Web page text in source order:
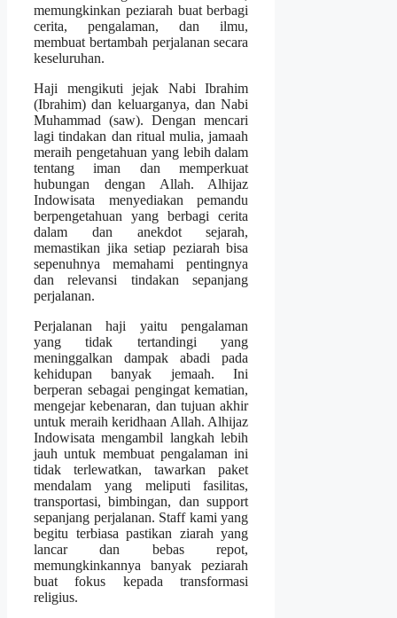
memungkinkan peziarah buat berbagi
cerita, pengalaman, dan ilmu,
membuat bertambah perjalanan secara
keseluruhan.
Haji mengikuti jejak Nabi Ibrahim
(Ibrahim) dan keluarganya, dan Nabi
Muhammad (saw). Dengan mencari
lagi tindakan dan ritual mulia, jamaah
meraih pengetahuan yang lebih dalam
tentang iman dan memperkuat
hubungan dengan Allah. Alhijaz
Indowisata menyediakan pemandu
berpengetahuan yang berbagi cerita
dalam dan anekdot sejarah,
memastikan jika setiap peziarah bisa
sepenuhnya memahami pentingnya
dan relevansi tindakan sepanjang
perjalanan.
Perjalanan haji yaitu pengalaman
yang tidak tertandingi yang
meninggalkan dampak abadi pada
kehidupan banyak jemaah. Ini
berperan sebagai pengingat kematian,
mengejar kebenaran, dan tujuan akhir
untuk meraih keridhaan Allah. Alhijaz
Indowisata mengambil langkah lebih
jauh untuk membuat pengalaman ini
tidak terlewatkan, tawarkan paket
mendalam yang meliputi fasilitas,
transportasi, bimbingan, dan support
sepanjang perjalanan. Staff kami yang
begitu terbiasa pastikan ziarah yang
lancar dan bebas repot,
memungkinkannya banyak peziarah
buat fokus kepada transformasi
religius.